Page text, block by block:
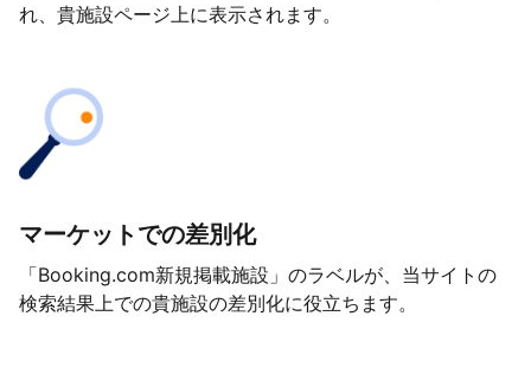
れ、貴施設ページ上に表示されます。
マーケットでの差別化
「Booking.com新規掲載施設」のラベルが、当サイトの
検索結果上での貴施設の差別化に役立ちます。